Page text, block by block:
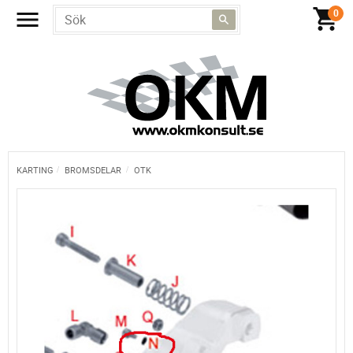
KARTING BROMSDELAR OTK